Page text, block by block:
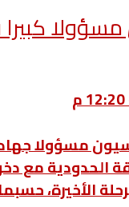
مسؤولا
الحدودية مع
الأخيرة،